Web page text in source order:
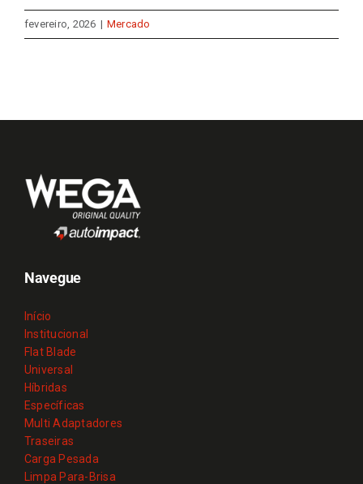
fevereiro, 2026 | Mercado
Navegue
Início
Institucional
Flat Blade
Universal
Híbridas
Específicas
Multi Adaptadores
Traseiras
Carga Pesada
Limpa Para-Brisa